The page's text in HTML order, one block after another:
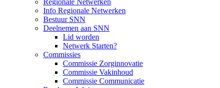
Regionale Netwerken
Info Regionale Netwerken
Bestuur SNN
Deelnemen aan SNN
Lid worden
Netwerk Starten?
Commissies
Commissie Zorginnovatie
Commissie Vakinhoud
Commissie Communicatie